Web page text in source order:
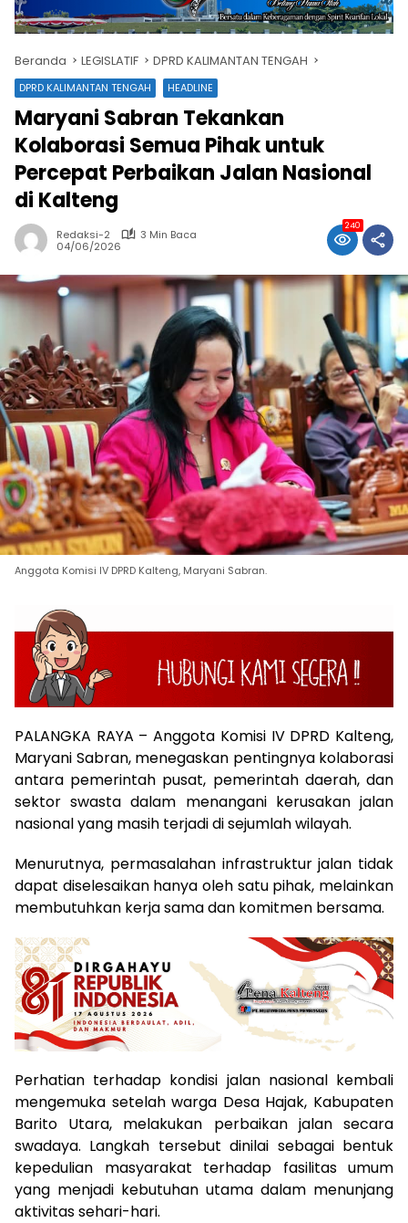
Beranda LEGISLATIF DPRD KALIMANTAN TENGAH
DPRD KALIMANTAN TENGAH HEADLINE
Maryani Sabran Tekankan
Kolaborasi Semua Pihak untuk
Percepat Perbaikan Jalan Nasional
di Kalteng
Redaksi-2
3 Min Baca
04/06/2026
240
Anggota Komisi IV DPRD Kalteng, Maryani Sabran.
PALANGKA RAYA – Anggota Komisi IV DPRD Kalteng,
Maryani Sabran, menegaskan pentingnya kolaborasi
antara pemerintah pusat, pemerintah daerah, dan
sektor swasta dalam menangani kerusakan jalan
nasional yang masih terjadi di sejumlah wilayah.
Menurutnya, permasalahan infrastruktur jalan tidak
dapat diselesaikan hanya oleh satu pihak, melainkan
membutuhkan kerja sama dan komitmen bersama.
Perhatian terhadap kondisi jalan nasional kembali
mengemuka setelah warga Desa Hajak, Kabupaten
Barito Utara, melakukan perbaikan jalan secara
swadaya. Langkah tersebut dinilai sebagai bentuk
kepedulian masyarakat terhadap fasilitas umum
yang menjadi kebutuhan utama dalam menunjang
aktivitas sehari-hari.